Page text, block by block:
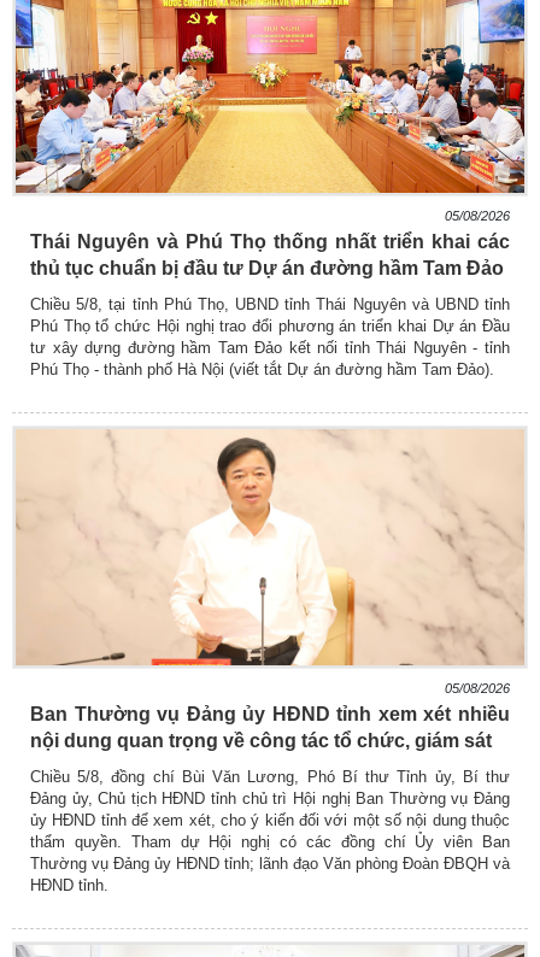
05/08/2026
Thái Nguyên và Phú Thọ thống nhất triển khai các
thủ tục chuẩn bị đầu tư Dự án đường hầm Tam Đảo
Chiều 5/8, tại tỉnh Phú Thọ, UBND tỉnh Thái Nguyên và UBND tỉnh
Phú Thọ tổ chức Hội nghị trao đổi phương án triển khai Dự án Đầu
tư xây dựng đường hầm Tam Đảo kết nối tỉnh Thái Nguyên - tỉnh
Phú Thọ - thành phố Hà Nội (viết tắt Dự án đường hầm Tam Đảo).
05/08/2026
Ban Thường vụ Đảng ủy HĐND tỉnh xem xét nhiều
nội dung quan trọng về công tác tổ chức, giám sát
Chiều 5/8, đồng chí Bùi Văn Lương, Phó Bí thư Tỉnh ủy, Bí thư
Đảng ủy, Chủ tịch HĐND tỉnh chủ trì Hội nghị Ban Thường vụ Đảng
ủy HĐND tỉnh để xem xét, cho ý kiến đối với một số nội dung thuộc
thẩm quyền. Tham dự Hội nghị có các đồng chí Ủy viên Ban
Thường vụ Đảng ủy HĐND tỉnh; lãnh đạo Văn phòng Đoàn ĐBQH và
HĐND tỉnh.